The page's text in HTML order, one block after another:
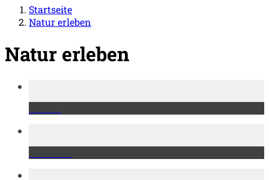
Startseite
Natur erleben
Natur erleben